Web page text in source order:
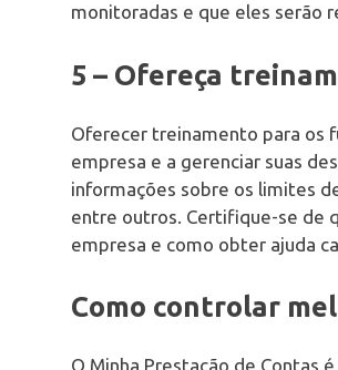
monitoradas e que eles serão
5 – Ofereça
Oferecer treinamento para os
empresa e a gerenciar suas
informações sobre os limites
entre outros. Certifique-se de
empresa e como obter ajuda
Como controlar
O Minha Prestação de Contas